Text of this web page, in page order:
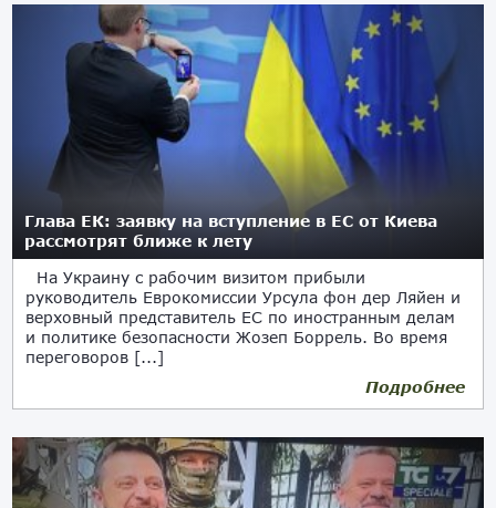
Глава ЕК: заявку на вступление в ЕС от Киева
рассмотрят ближе к лету
На Украину с рабочим визитом прибыли
руководитель Еврокомиссии Урсула фон дер Ляйен и
верховный представитель ЕС по иностранным делам
и политике безопасности Жозеп Боррель. Во время
переговоров [...]
Подробнее